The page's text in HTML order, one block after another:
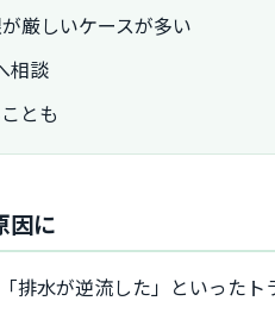
厳しいケースが多い
相談
とも
因に
排水が逆流した」といった